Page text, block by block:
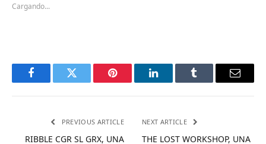
Cargando...
FacebookTwitter Pinterest LinkedInTumblr Email
PREVIOUS ARTICLE
RIBBLE CGR SL GRX, UNA
NEXT ARTICLE
THE LOST WORKSHOP, UNA